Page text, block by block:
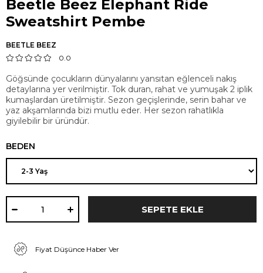
Beetle Beez Elephant Ride
Sweatshirt Pembe
BEETLE BEEZ
0.0
Göğsünde çocukların dünyalarını yansıtan eğlenceli nakış
detaylarına yer verilmiştir. Tok duran, rahat ve yumuşak 2 iplik
kumaşlardan üretilmiştir. Sezon geçişlerinde, serin bahar ve
yaz akşamlarında bizi mutlu eder. Her sezon rahatlıkla
giyilebilir bir üründür.
BEDEN
Fiyat Düşünce Haber Ver